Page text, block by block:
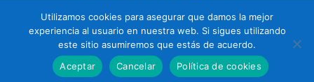
Toro (Zamora) • Teléfono
980691773 • Copyright ©
2026 Inmobiliaria El Sol 4
Utilizamos cookies para asegurar que damos la mejor
experiencia al usuario en nuestra web. Si sigues utilizando
este sitio asumiremos que estás de acuerdo.
Aceptar
Cancelar Política de cookies